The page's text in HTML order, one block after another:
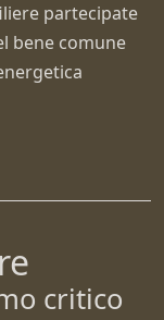
partecipate
bene comune
critico